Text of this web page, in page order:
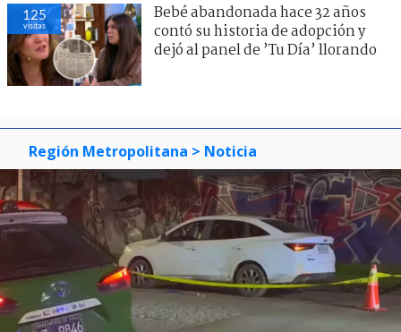
125
visitas
Bebé abandonada hace 32 años
contó su historia de adopción y
dejó al panel de ’Tu Día’ llorando
Región Metropolitana > Noticia